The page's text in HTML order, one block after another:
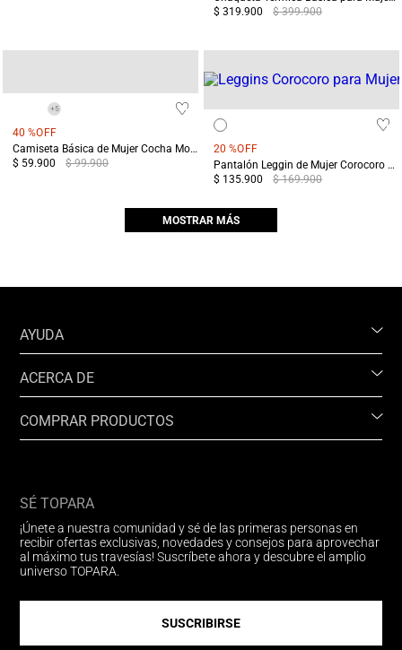
$ 319.900
$ 399.900
+5
40 %OFF
Camiseta Básica de Mujer Cocha Morada
$ 59.900
$ 99.900
20 %OFF
Pantalón Leggin de Mujer Corocoro Morado
$ 135.900
$ 169.900
MOSTRAR MÁS
AYUDA
ACERCA DE
COMPRAR PRODUCTOS
SÉ TOPARA
¡Únete a nuestra comunidad y sé de las primeras personas en
recibir ofertas exclusivas, novedades y consejos para aprovechar
al máximo tus travesías! Suscríbete ahora y descubre el amplio
universo TOPARA.
SUSCRIBIRSE